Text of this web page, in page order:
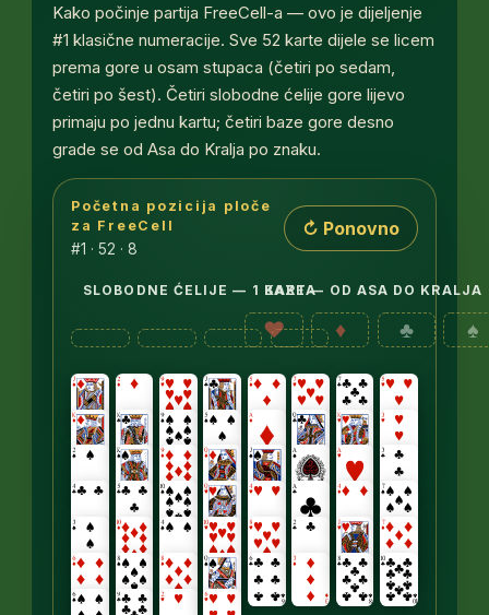
Kako počinje partija FreeCell-a — ovo je dijeljenje
#1 klasične numeracije. Sve 52 karte dijele se licem
prema gore u osam stupaca (četiri po sedam,
četiri po šest). Četiri slobodne ćelije gore lijevo
primaju po jednu kartu; četiri baze gore desno
grade se od Asa do Kralja po znaku.
Osam stupaca tabla s kartama licem prema
Početna pozicija ploče
za FreeCell
#1 · 52 · 8
↻ Ponovno
SLOBODNE ĆELIJE — 1 KARTABAZE — OD ASA DO KRALJA
♥ ♦ ♣ ♠